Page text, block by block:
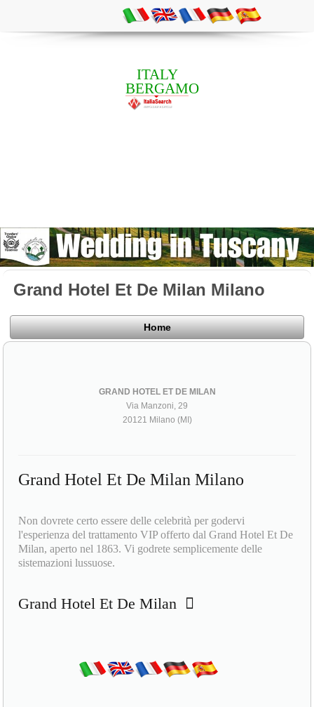
ITALY
BERGAMO
Grand Hotel Et De Milan Milano
Home
GRAND HOTEL ET DE MILAN
Via Manzoni, 29
20121 Milano (MI)
Grand Hotel Et De Milan Milano
Non dovrete certo essere delle celebrità per godervi
l'esperienza del trattamento VIP offerto dal Grand Hotel Et De
Milan, aperto nel 1863. Vi godrete semplicemente delle
sistemazioni lussuose.
Grand Hotel Et De Milan